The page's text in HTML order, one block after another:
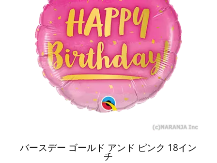
バースデー ゴールド アンド ピンク 18イン
チ